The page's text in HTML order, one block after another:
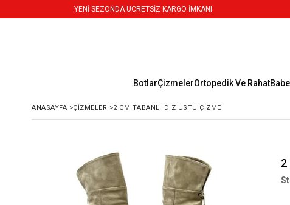
YENİ SEZONDA ÜCRETSİZ KARGO İMKANI
BotlarÇizmelerOrtopedik Ve Rahat
ANASAYFA >ÇIZMELER >2 CM TABANLI DIZ ÜSTÜ ÇIZME
2